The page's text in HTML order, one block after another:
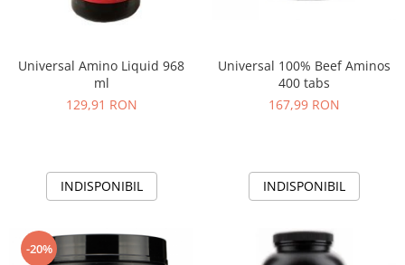
Universal Amino Liquid 968
ml
129,91 RON
INDISPONIBIL
Universal 100% Beef Aminos
400 tabs
167,99 RON
INDISPONIBIL
-20%